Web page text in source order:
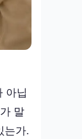
아닙
말
는가.